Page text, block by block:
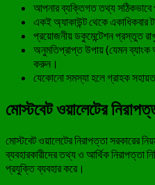
আপনার ব্যক্তিগত তথ্য সঠিকভাবে
একই অ্যাকাউন্ট থেকে একাধিকবার
প্রয়োজনীয় ডকুমেন্টেশন প্রস্তুত
অনুমতিপ্রাপ্ত উপায় (যেমন ব্যাংক
করুন।
যেকোনো সমস্যা হলে গ্রাহক
মোস্টবেট ওয়ালেটের
মোস্টবেট ওয়ালেটের নিরাপত্তা সরকারের
ব্যবহারকারীদের তথ্য ও আর্থিক নিরাপত্তা
প্রযুক্তি ব্যবহার করে।